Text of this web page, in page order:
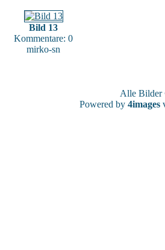
Bild 13
Kommentare: 0
mirko-sn
Alle
Powered by 4images